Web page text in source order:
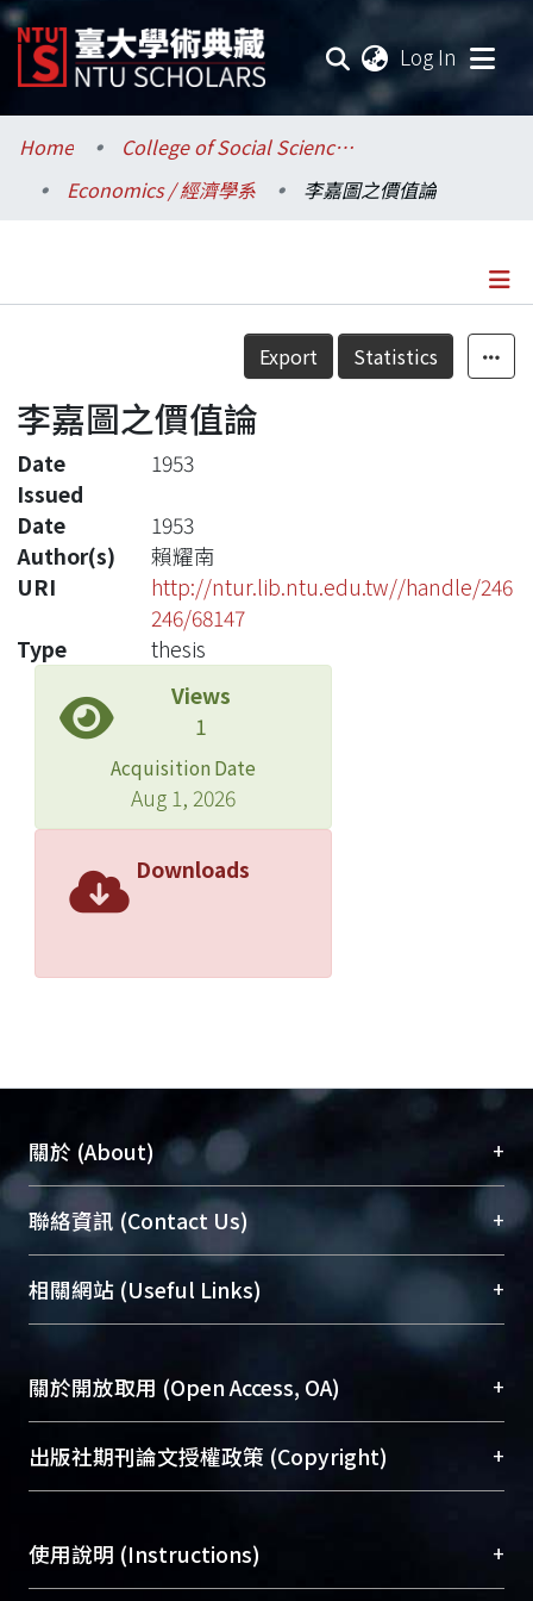
Log In
Communities & Collections
Research Outputs
Statistics
Home
College of Social Sciences / 社會科學院
Economics / 經濟學系
李嘉圖之價值論
Details
Export Statistics
李嘉圖之價值論
Date
Issued
1953
Date
1953
Author(s)
賴耀南
URI
http://ntur.lib.ntu.edu.tw//handle/246
246/68147
Type
thesis
Views
1
Acquisition Date
Aug 1, 2026
Downloads
關於 (About) +
臺大位居世界頂尖大學之列，為永久珍藏及向國際
展現本校豐碩的研究成果及學術能量，圖書館整合
機構典藏（NTUR）與學術庫（AH）不同功能平
台，成為臺大學術典藏NTU scholars。期能整合研
究能量、促進交流合作、保存學術產出、推廣研究
成果。
To permanently archive and promote researcher
profiles and scholarly works, Library integrates the
services of “NTU Repository” with “Academic
聯絡資訊 (Contact Us) +
總館學科館員(Main Library)
醫學圖書館學科館員(Medical Library)
(Social
Sciences Library)
相關網站 (Useful Links) +
關於開放取用 (Open Access, OA) +
開放取用是從使用者角度提升資訊取用性的社會運
動，應用在學術研究上是透過將研究著作公開供使
用逐年攀升。同時可加速研究發展、提升研究影響
出版社期刊論文授權政策 (Copyright) +
含部分內容的版權非匯入者所有，或由第三方贊
助與合作完成，請確認該版權所有者及第三方同
使用說明 (Instructions) +